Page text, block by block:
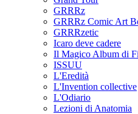
GRRRz
GRRRz Comic Art
GRRRzetic
Icaro deve cadere
Il Magico Album di
ISSUU
L'Eredità
L'Invention collective
L'Odiario
Lezioni di Anatomia